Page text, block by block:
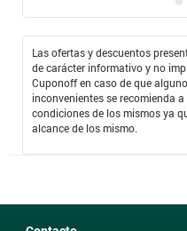
Las ofertas y descuentos
de carácter informativo y no
Cuponoff en caso de que
inconvenientes se recomienda
condiciones de los mismos ya
alcance de los mismo.